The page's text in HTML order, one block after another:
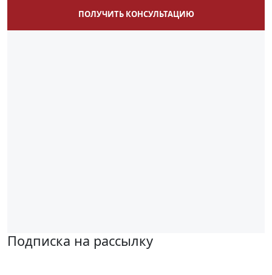
ПОЛУЧИТЬ КОНСУЛЬТАЦИЮ
Подписка на рассылку